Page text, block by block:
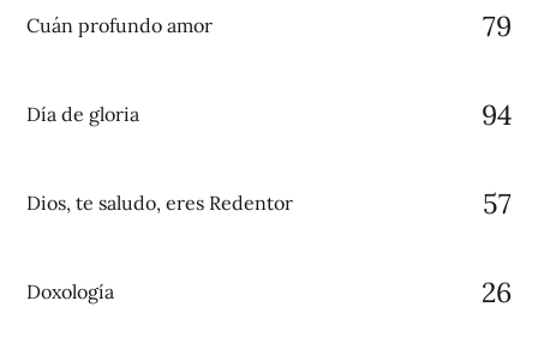
Cuán profundo amor 79
Día de gloria 94
Dios, te saludo, eres Redentor 57
Doxología 26